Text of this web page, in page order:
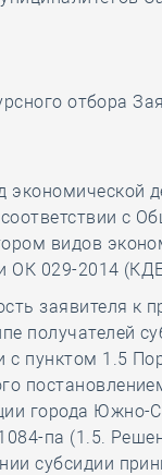
отбора
экономической
с
видов
ОК 029-2014
заявителя к
получателей
с пунктом 1.5
города Южно-
па (1.5.
субсидии